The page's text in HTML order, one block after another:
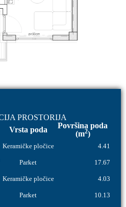
PROSTORIJA
Vrsta poda
Površina poda
(m2)
Keramičke pločice 4.41
Parket 17.67
Keramičke pločice 4.03
Parket 10.13